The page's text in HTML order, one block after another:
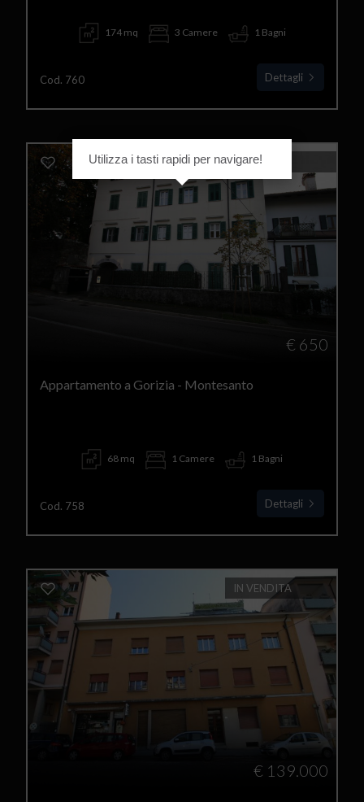
174 mq 3 Camere 1 Bagni
Cod. 760 Dettagli
IN AFFITTO
€ 650
Appartamento a Gorizia - Montesanto
68 mq 1 Camere 1 Bagni
Cod. 758 Dettagli
IN VENDITA
€ 139.000
Utilizza i tasti rapidi per navigare!